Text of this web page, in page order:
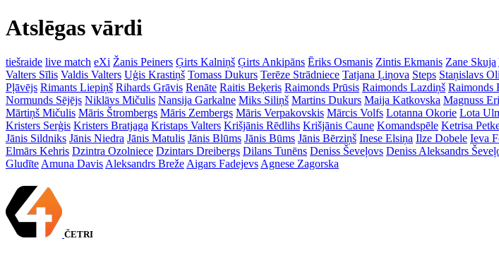
Atslēgas vārdi
tiešraide live match eXi Žanis Peiners Ģirts Kalniņš Ģirts Ankipāns Ēriks Osmanis Zintis Ekmanis Zane Skuja
Valters Sīlis Valdis Valters Uģis Krastiņš Tomass Dukurs Terēze Strādniece Tatjana Ļiņova Steps Staņislavs
Pļāvējs Rimants Liepiņš Rihards Grāvis Renāte Raitis Beķeris Raimonds Prūsis Raimonds Lazdiņš Raimonds
Normunds Sējējs Niklāvs Mičulis Nansija Garkalne Miks Siliņš Martins Dukurs Maija Katkovska Magnuss
Mārtiņš Mičulis Māris Štrombergs Māris Zembergs Māris Verpakovskis Mārcis Volfs Lotanna Okorie Lota
Kristers Serģis Kristers Bratjaga Kristaps Valters Krišjānis Rēdlihs Krišjānis Caune Komandspēle Ketrisa
Jānis Sildniks Jānis Niedra Jānis Matulis Jānis Blūms Jānis Būms Jānis Bērziņš Inese Elsiņa Ilze Dobele Ieva
Elmārs Kehris Dzintra Ozolniece Dzintars Dreibergs Dilans Tunēns Deniss Ševeļovs Deniss Aleksandrs
Gludīte Amuna Davis Aleksandrs Breže Aigars Fadejevs Agnese Zagorska
ČETRI